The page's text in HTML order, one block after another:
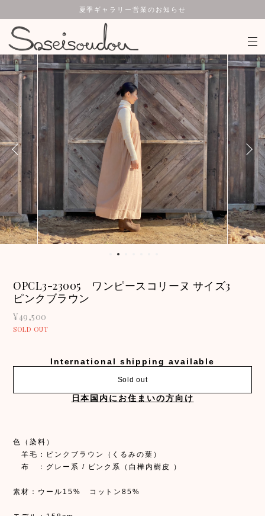
夏季ギャラリー営業のお知らせ
OPCL3-23005 ワンピースコリーヌ サイズ3
ピンクブラウン
¥49,500
SOLD OUT
International shipping available
Sold out
日本国内にお住まいの方向け
色（染料）
羊毛：ピンクブラウン（くるみの葉）
布 ：グレー系 / ピンク系（白樺内樹皮 ）
素材：ウール15% コットン85%